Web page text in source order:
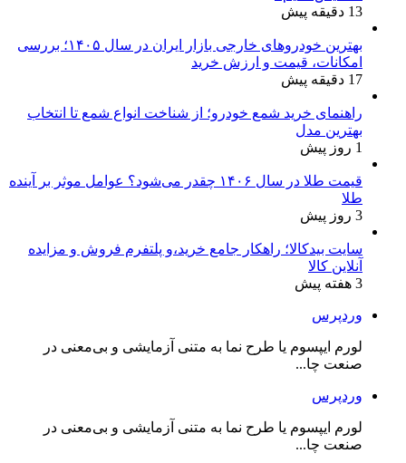
13 دقیقه پیش
بهترین خودروهای خارجی بازار ایران در سال ۱۴۰۵؛ بررسی
امکانات، قیمت و ارزش خرید
17 دقیقه پیش
راهنمای خرید شمع خودرو؛ از شناخت انواع شمع تا انتخاب
بهترین مدل
1 روز پیش
قیمت طلا در سال ۱۴۰۶ چقدر می‌شود؟ عوامل موثر بر آینده
طلا
3 روز پیش
سایت بیدکالا؛ راهکار جامع خرید،و پلتفرم فروش و مزایده
آنلاین کالا
3 هفته پیش
وردپرس
لورم ایپسوم یا طرح‌ نما به متنی آزمایشی و بی‌معنی در
صنعت چا...
وردپرس
لورم ایپسوم یا طرح‌ نما به متنی آزمایشی و بی‌معنی در
صنعت چا...